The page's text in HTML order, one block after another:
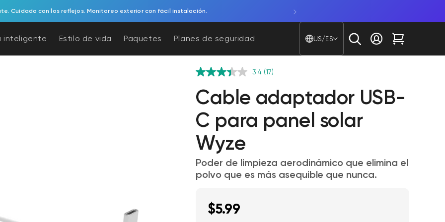
timbre con video a batería. Protección para tu porche sin esfuerzo y a batería.
inteligente Estilo de vida Paquetes Planes de seguridad
País/región - Idioma
US/ES
Iniciar sesión
Carrito
3.4 (17)
Cable adaptador USB-
C para panel solar
Wyze
Poder de limpieza aerodinámico que elimina el
polvo que es más asequible que nunca.
$5.99